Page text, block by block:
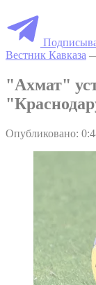
Вестник Кавказа
"Ахмат"
Опубликовано: